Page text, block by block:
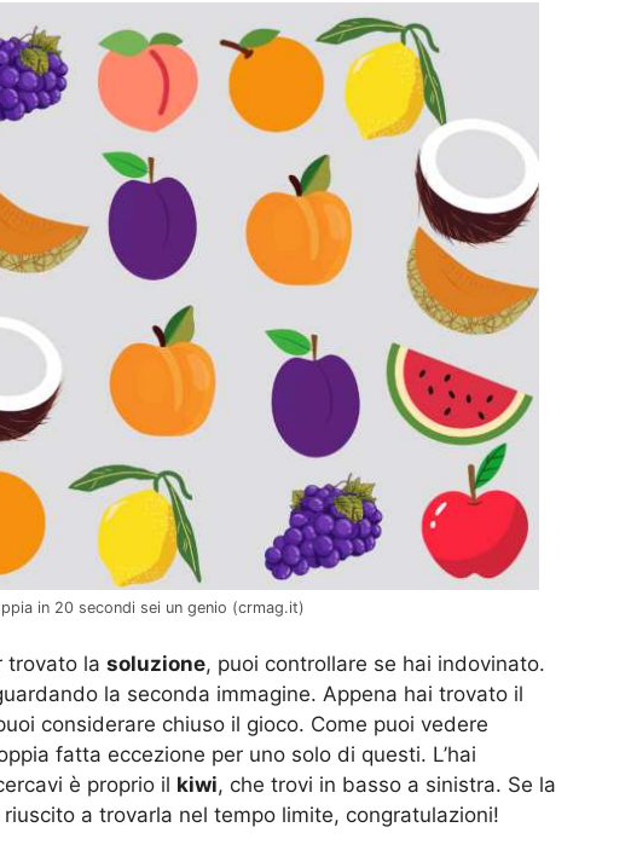
in 20 secondi sei un genio (crmag.it)
trovato la soluzione, puoi controllare se hai indovinato.
la seconda immagine. Appena hai trovato il
considerare chiuso il gioco. Come puoi vedere
fatta eccezione per uno solo di questi. L’hai
è proprio il kiwi, che trovi in basso a sinistra. Se la
a trovarla nel tempo limite, congratulazioni!